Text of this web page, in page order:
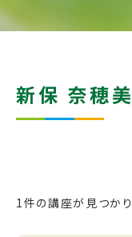
新保 奈穂
1件の講座が見つか